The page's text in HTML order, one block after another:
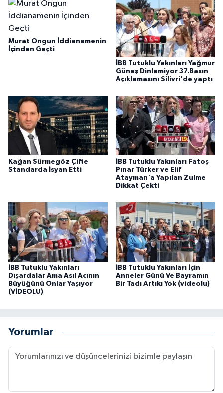
Murat Ongun İddianamenin
İçinden Geçti
İBB Tutuklu Yakınları Yağmur
Güneş Dinlemiyor 37.Basın
Açıklamasını Silivri'de yaptı
Kağan Sürmegöz Çifte
Standarda İsyan Etti
İBB Tutuklu Yakınları Fatoş
Pınar Türker ve Elif
Atayman'a Yapılan Zulme
Dikkat Çekti
İBB Tutuklu Yakınları
Dışardalar Ama Asıl Acının
Büyüğünü Onlar Yaşıyor
(VİDEOLU)
İBB Tutuklu Yakınları İçin
Anneler Günü Ve Bayramın
Bir Tadı Artıkı Yok (videolu)
Yorumlar